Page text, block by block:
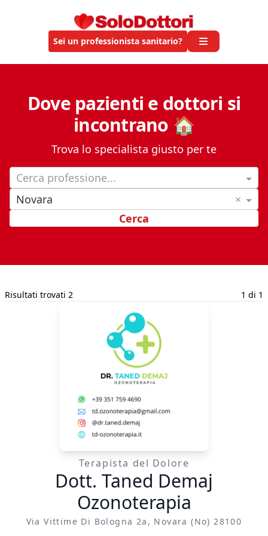
Sei un professionista sanitario?
Dove pazienti e dottori si
incontrano 🏠
Trova lo specialista giusto per te
Cerca professione...
Novara
×
Cerca
Risultati trovati 2 1 di 1
Terapista del Dolore
Dott. Taned Demaj
Ozonoterapia
Via Vittime Di Bologna 2a, Novara (no) 28100